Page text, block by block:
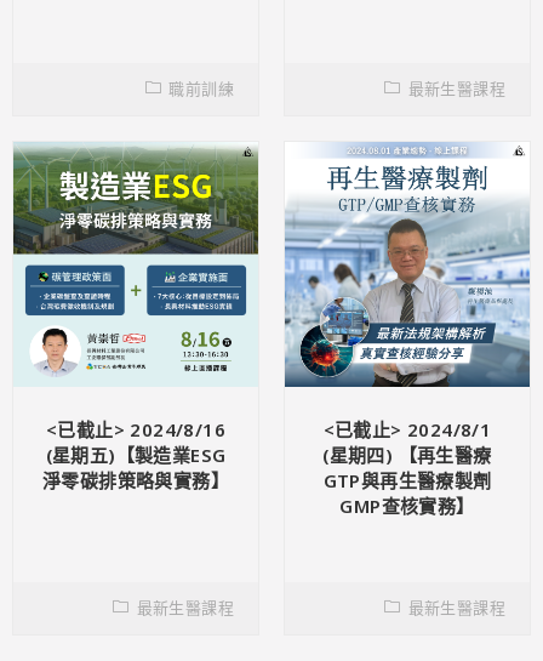
職前訓練 最新生醫課程
<已截止> 2024/8/16
(星期五)【製造業ESG
淨零碳排策略與實務】
最新生醫課程
<已截止> 2024/8/1
(星期四) 【再生醫療
GTP與再生醫療製劑
GMP查核實務】
最新生醫課程